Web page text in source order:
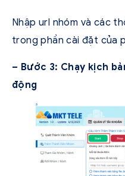
Nhập url nhóm và các
trong phần cài đặt của
– Bước 3: Chạy kịch
động